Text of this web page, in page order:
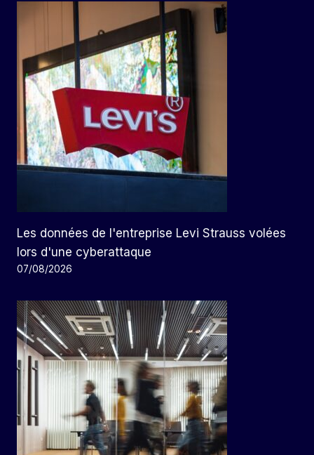
Les données de l'entreprise Levi Strauss volées
lors d'une cyberattaque
07/08/2026